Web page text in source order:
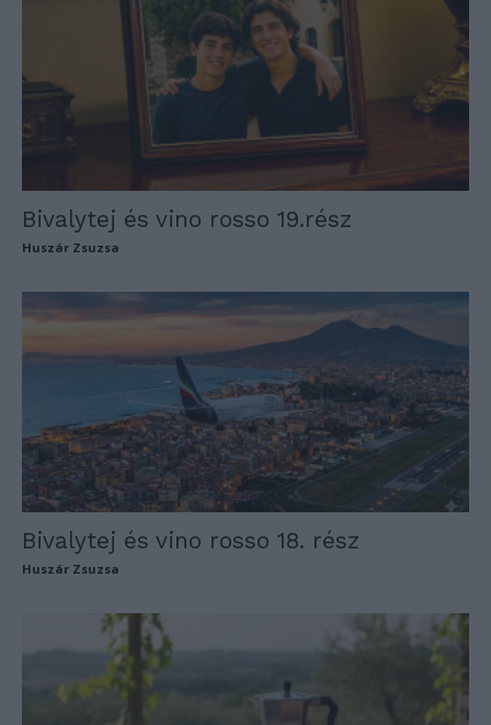
Bivalytej és vino rosso 19.rész
Huszár Zsuzsa
Bivalytej és vino rosso 18. rész
Huszár Zsuzsa